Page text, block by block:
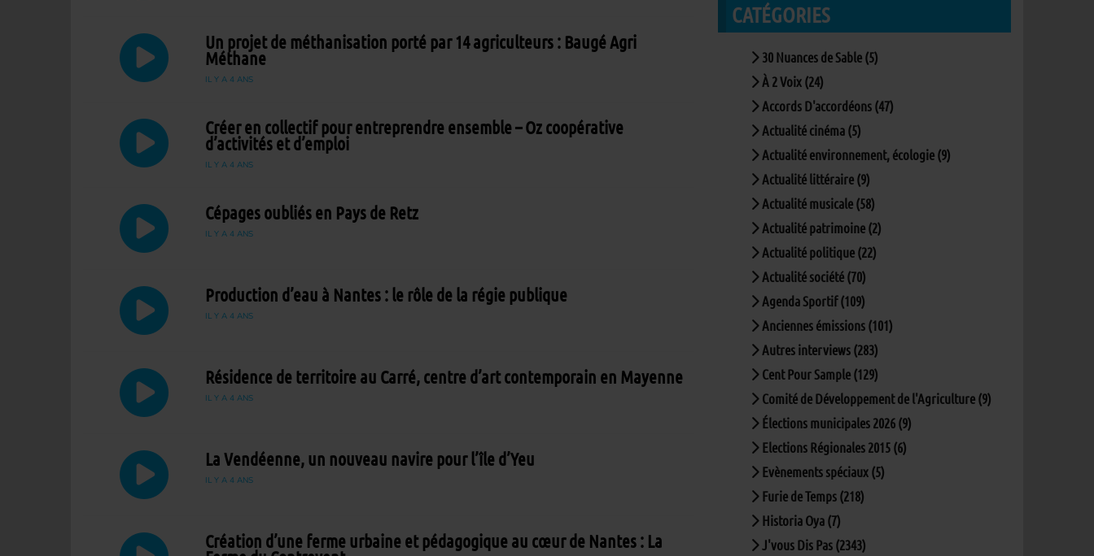
Un projet de méthanisation porté par 14 agriculteurs : Baugé Agri
Méthane
IL Y A 4 ANS
Créer en collectif pour entreprendre ensemble – Oz coopérative
d’activités et d’emploi
IL Y A 4 ANS
Cépages oubliés en Pays de Retz
IL Y A 4 ANS
Production d’eau à Nantes : le rôle de la régie publique
IL Y A 4 ANS
Résidence de territoire au Carré, centre d’art contemporain en Mayenne
IL Y A 4 ANS
La Vendéenne, un nouveau navire pour l’île d’Yeu
IL Y A 4 ANS
Création d’une ferme urbaine et pédagogique au cœur de Nantes : La
CATÉGORIES
30 Nuances de Sable (5)
À 2 Voix (24)
Accords D'accordéons (47)
Actualité cinéma (5)
Actualité environnement, écologie (9)
Actualité littéraire (9)
Actualité musicale (58)
Actualité patrimoine (2)
Actualité politique (22)
Actualité société (70)
Agenda Sportif (109)
Anciennes émissions (101)
Autres interviews (283)
Cent Pour Sample (129)
Comité de Développement de l'Agriculture (9)
Élections municipales 2026 (9)
Elections Régionales 2015 (6)
Evènements spéciaux (5)
Furie de Temps (218)
Historia Oya (7)
J'vous Dis Pas (2343)